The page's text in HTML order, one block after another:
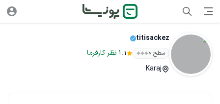
titisackez
سطح ۰ 1
.
1 نظر کارفرما
Karaj